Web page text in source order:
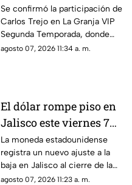
primer participante
confirmado
Se confirmó la participación de
Carlos Trejo en La Granja VIP
Segunda Temporada, donde
pondrá a prueba sus
agosto 07, 2026 11:34 a. m.
El dólar rompe piso en
Jalisco este viernes 7
de agosto: Así cierra la
divisa en Guadalajara
La moneda estadounidense
registra un nuevo ajuste a la
baja en Jalisco al cierre de la
primera semana de agosto.
agosto 07, 2026 11:23 a. m.